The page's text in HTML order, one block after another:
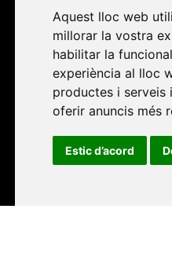
Aquest lloc web
millorar la vostra
habilitar la
experiència al lloc
productes i serveis
oferir anuncis més
Estic d’acord